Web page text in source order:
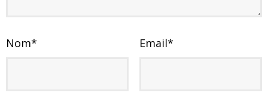
Nom* Email*